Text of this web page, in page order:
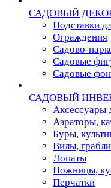
САДОВЫЙ
Подставки
Ограждения
Садово-
Садовые
Садовые
САДОВЫЙ
Аксессуары
Аэраторы,
Буры,
Вилы, грабли
Лопаты
Ножницы,
Перчатки